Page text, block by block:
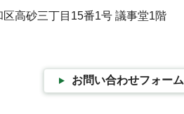
高砂三丁目15番1号 議事堂1階
お問い合わせフォーム